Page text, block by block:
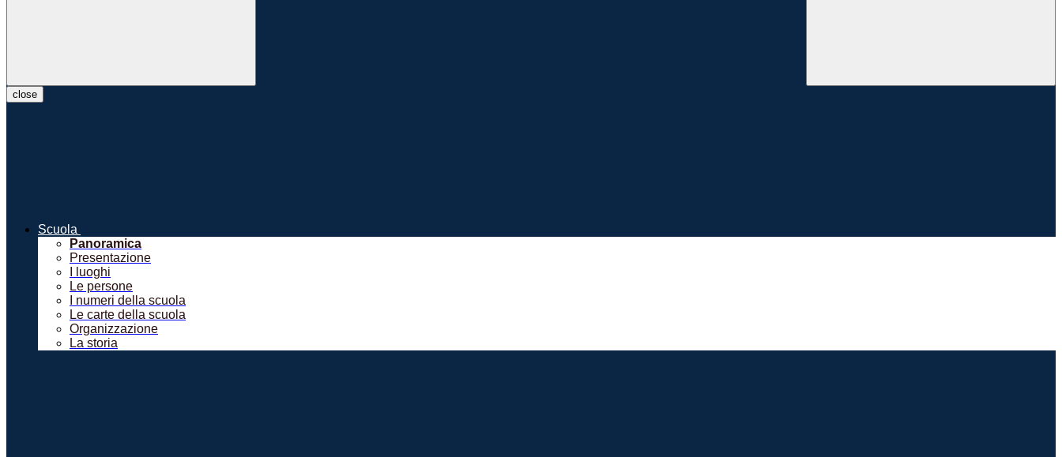
close
Scuola
Panoramica
Presentazione
I luoghi
Le persone
I numeri della scuola
Le carte della scuola
Organizzazione
La storia